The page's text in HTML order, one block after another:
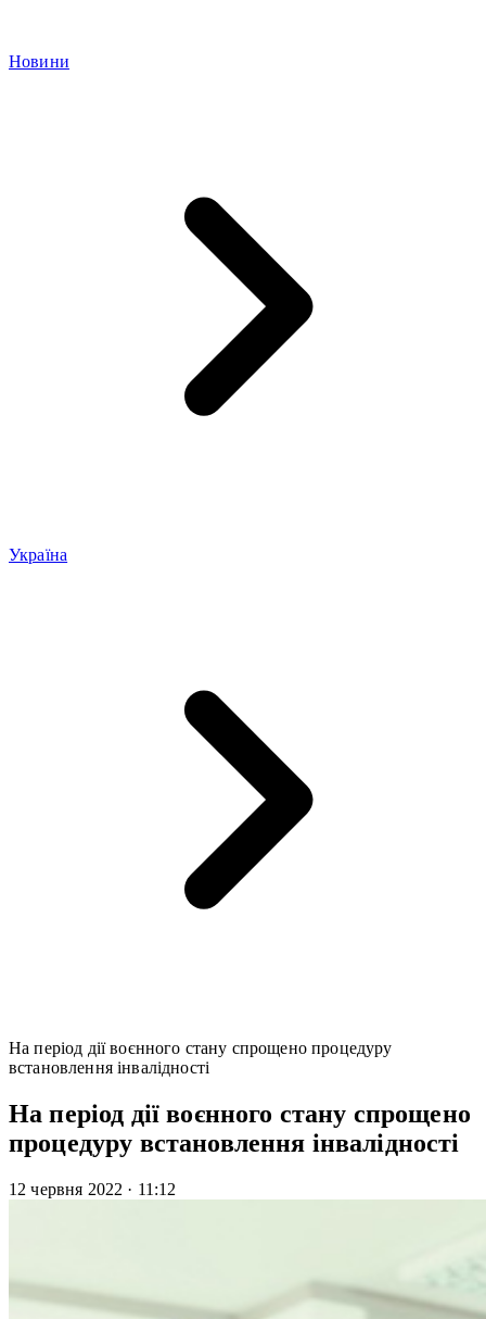
Новини
Україна
На період дії воєнного стану спрощено процедуру
встановлення інвалідності
На період дії воєнного стану спрощено
процедуру встановлення інвалідності
12 червня 2022 · 11:12